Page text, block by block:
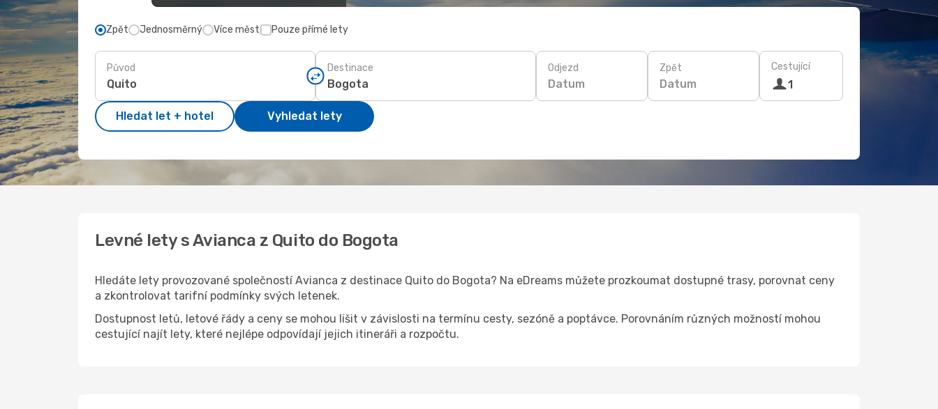
Zpět Jednosměrný Více měst Pouze přímé lety
Původ Destinace Odjezd
Datum
Zpět
Datum
Cestující
1
Hledat let + hotel Vyhledat lety
Levné lety s Avianca z Quito do Bogota
Hledáte lety provozované společností Avianca z destinace Quito do Bogota? Na eDreams můžete prozkoumat dostupné trasy, porovnat ceny
a zkontrolovat tarifní podmínky svých letenek.
Dostupnost letů, letové řády a ceny se mohou lišit v závislosti na termínu cesty, sezóně a poptávce. Porovnáním různých možností mohou
cestující najít lety, které nejlépe odpovídají jejich itineráři a rozpočtu.